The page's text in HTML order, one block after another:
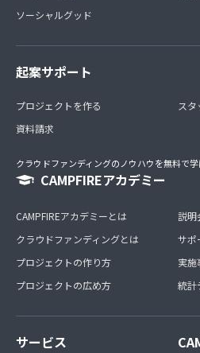
ソーシャルグッド
起案サポート
プロジェクトを作る
資料請求
ス
クラウドファンディングのノウハウを無料で学
CAMPFIREアカデミー
CAMPFIREアカデミーとは
クラウドファンディングとは
プロジェクトの作り方
プロジェクトの広め方
説明
サポ
実施
統計
サービス